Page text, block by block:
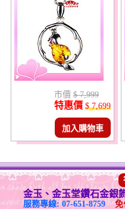
市價 $ 7,999
特惠價 $ 7,699
加入購物車
金玉、金玉堂鑽石金銀
服務專線: 07-651-8759
免